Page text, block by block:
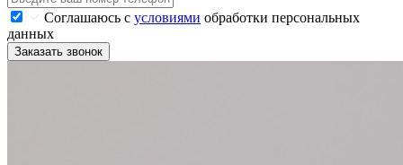
Соглашаюсь с условиями обработки персональных
данных
Заказать звонок